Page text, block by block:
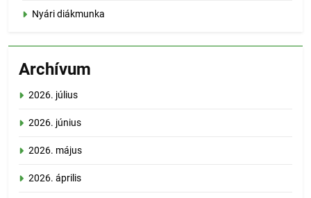
Nyári diákmunka
Archívum
2026. július
2026. június
2026. május
2026. április